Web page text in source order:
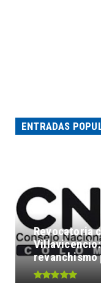
ENTRADAS
Revocatoria